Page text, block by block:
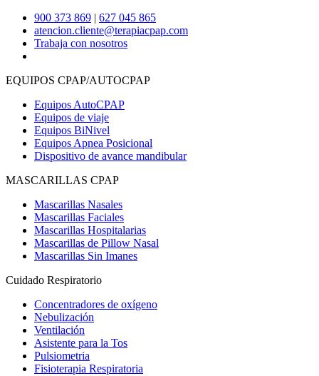
900 373 869 | 627 045 865
atencion.cliente@terapiacpap.com
Trabaja con nosotros
EQUIPOS CPAP/AUTOCPAP
Equipos AutoCPAP
Equipos de viaje
Equipos BiNivel
Equipos Apnea Posicional
Dispositivo de avance mandibular
MASCARILLAS CPAP
Mascarillas Nasales
Mascarillas Faciales
Mascarillas Hospitalarias
Mascarillas de Pillow Nasal
Mascarillas Sin Imanes
Cuidado Respiratorio
Concentradores de oxígeno
Nebulización
Ventilación
Asistente para la Tos
Pulsiometria
Fisioterapia Respiratoria